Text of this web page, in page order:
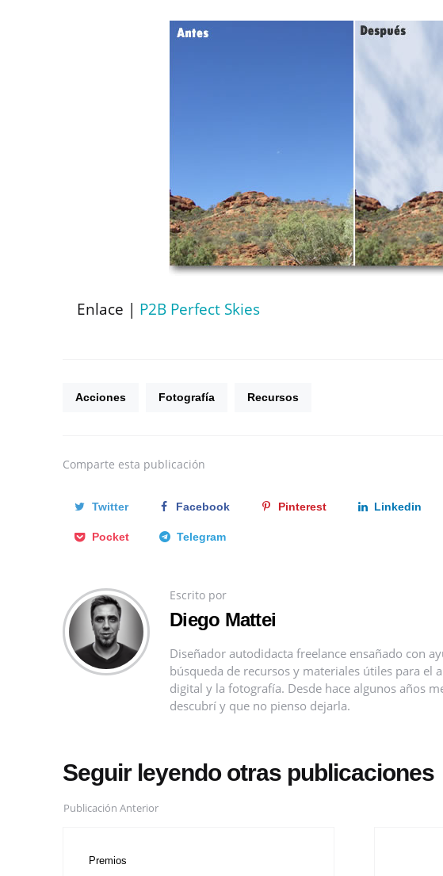
Enlace | P2B Perfect Skies
Acciones Fotografía Recursos
Comparte esta publicación
Twitter Facebook Pinterest Linkedin
Pocket Telegram
Escrito por
Diego Mattei
Diseñador autodidacta freelance ensañado con
búsqueda de recursos y materiales útiles para el
digital y la fotografía. Desde hace algunos años
descubrí y que no pienso dejarla.
Seguir leyendo otras publicaciones
Publicación Anterior
Premios